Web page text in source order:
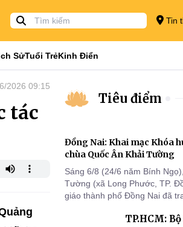
Tin
SửTuổi TrẻKinh Điển
2026 09:15
tác
Tiêu điểm
Đồng Nai: Khai mạc Khóa
chùa Quốc Ân Khải Tường
Sáng 6/8 (24/6 năm Bính
Tường (xã Long Phước, TP.
giáo thành phố Đồng Nai đã
2570 dành cho chư Tăng
TP.HCM: